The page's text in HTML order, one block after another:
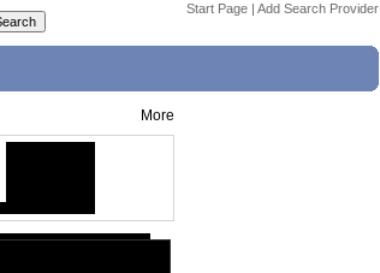
Start Page | Add Search Provider
More